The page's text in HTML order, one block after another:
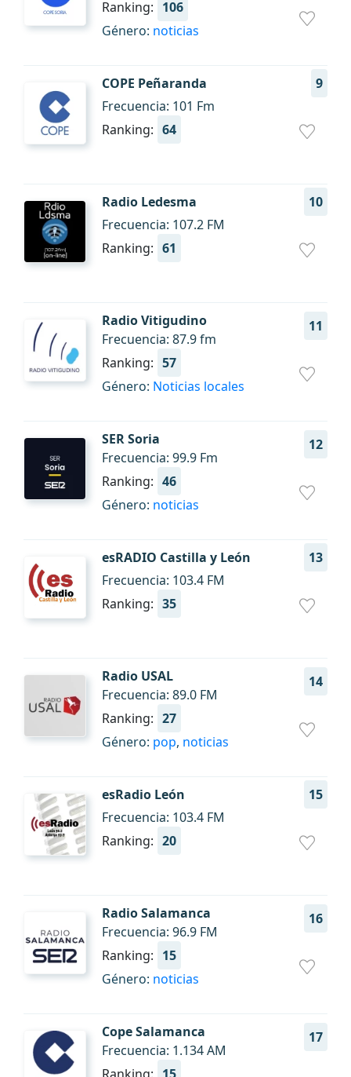
Ranking: 106
Género: noticias
COPE Peñaranda
9
Frecuencia: 101 Fm
Ranking: 64
Radio Ledesma
10
Frecuencia: 107.2 FM
Ranking: 61
Radio Vitigudino 11
Frecuencia: 87.9 fm
Ranking: 57
Género: Noticias locales
SER Soria 12
Frecuencia: 99.9 Fm
Ranking: 46
Género: noticias
esRADIO Castilla y León
13
Frecuencia: 103.4 FM
Ranking: 35
Radio USAL 14
Frecuencia: 89.0 FM
Ranking: 27
Género: pop, noticias
esRadio León
15
Frecuencia: 103.4 FM
Ranking: 20
Radio Salamanca 16
Frecuencia: 96.9 FM
Ranking: 15
Género: noticias
Cope Salamanca 17
Frecuencia: 1.134 AM